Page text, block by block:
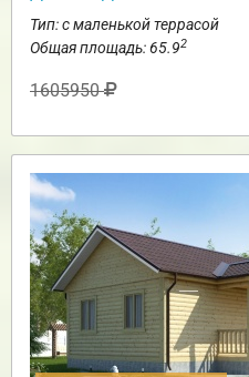
Тип: с маленькой террасой
Общая площадь: 65.92
1605950